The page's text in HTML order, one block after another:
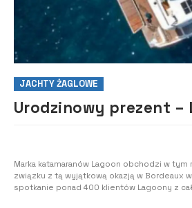
JACHTY ŻAGLOWE
Marka katamaranów Lagoon obchodzi w
związku z tą wyjątkową okazją w Bordeaux
spotkanie ponad 400 klientów Lagoony z